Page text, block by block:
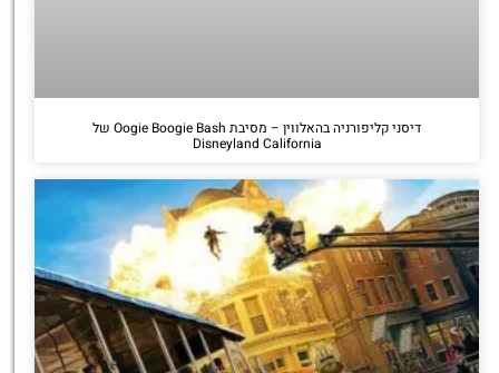
דיסני קליפורניה בהאלווין – מסיבת Oogie Boogie Bash של
Disneyland California